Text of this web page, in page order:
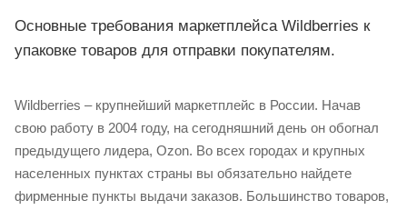
Основные требования маркетплейса Wildberries к
упаковке товаров для отправки покупателям.
Wildberries – крупнейший маркетплейс в России. Начав
свою работу в 2004 году, на сегодняшний день он обогнал
предыдущего лидера, Ozon. Во всех городах и крупных
населенных пунктах страны вы обязательно найдете
фирменные пункты выдачи заказов. Большинство товаров,